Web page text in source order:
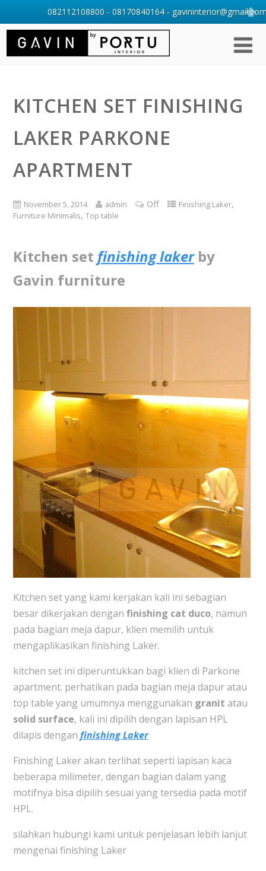
KITCHEN SET FINISHING
LAKER PARKONE
APARTMENT
November 5, 2014 admin Off Finishing Laker,
Furniture Minimalis, Top table
Kitchen set finishing lakerby
Gavin furniture
Kitchen set yang kami kerjakan kali ini sebagian
besar dikerjakan dengan finishing cat duco, namun
pada bagian meja dapur, klien memilih untuk
mengaplikasikan finishing Laker.
kitchen set ini diperuntukkan bagi klien di Parkone
apartment. perhatikan pada bagian meja dapur atau
top table yang umumnya menggunakan granit atau
solid surface, kali ini dipilih dengan lapisan HPL
dilapis dengan finishing Laker
Finishing Laker akan terlihat seperti lapisan kaca
beberapa milimeter, dengan bagian dalam yang
motifnya bisa dipilih sesuai yang tersedia pada motif
HPL.
silahkan hubungi kami untuk penjelasan lebih lanjut
mengenai finishing Laker
082112108800 - 08170840164 -